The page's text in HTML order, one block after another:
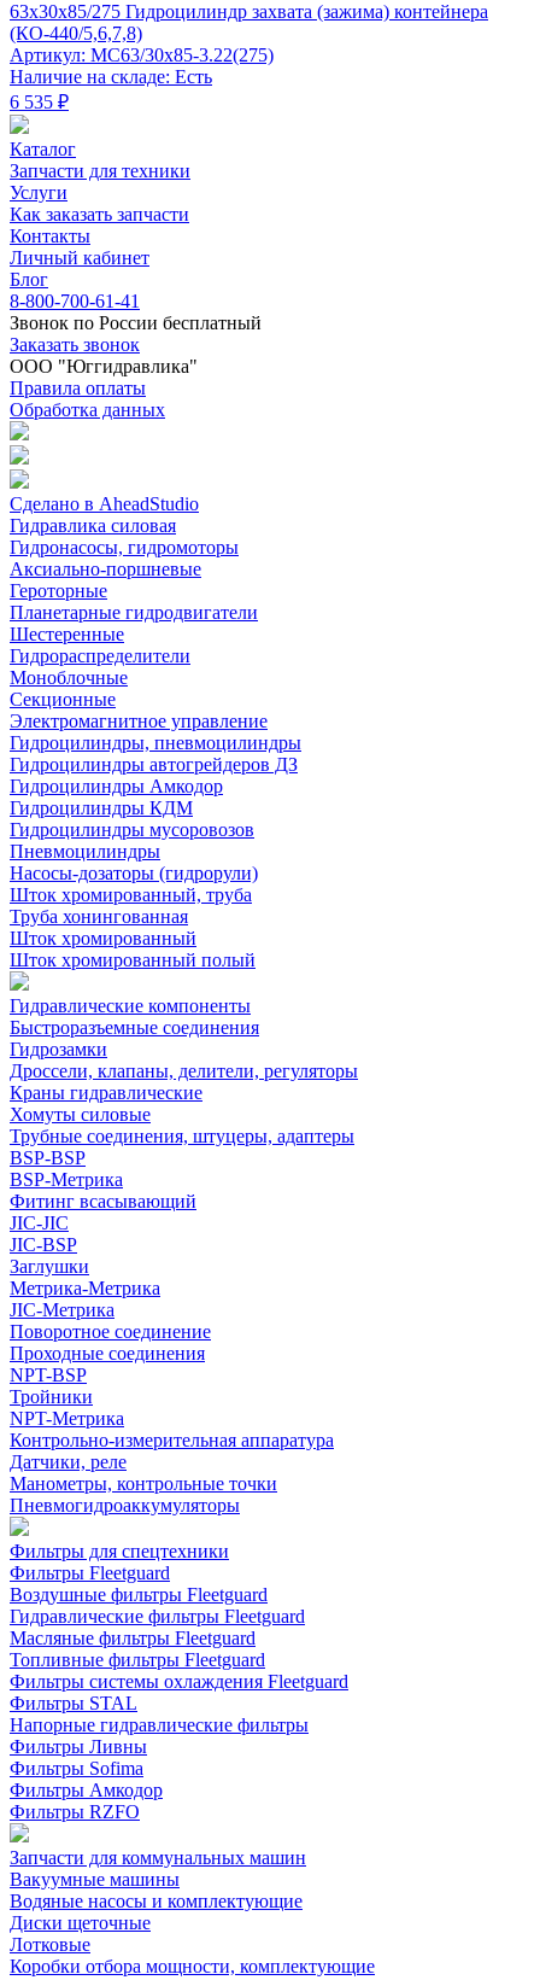
63x30x85/275 Гидроцилиндр захвата (зажима) контейнера
(КО-440/5,6,7,8)
Артикул: MC63/30x85-3.22(275)
Наличие на складе: Есть
6 535 ₽
Каталог
Запчасти для техники
Услуги
Как заказать запчасти
Контакты
Личный кабинет
Блог
8-800-700-61-41
Звонок по России бесплатный
Заказать звонок
ООО "Юггидравлика"
Правила оплаты
Обработка данных
Сделано в AheadStudio
Гидравлика силовая
Гидронасосы, гидромоторы
Аксиально-поршневые
Героторные
Планетарные гидродвигатели
Шестеренные
Гидрораспределители
Моноблочные
Секционные
Электромагнитное управление
Гидроцилиндры, пневмоцилиндры
Гидроцилиндры автогрейдеров ДЗ
Гидроцилиндры Амкодор
Гидроцилиндры КДМ
Гидроцилиндры мусоровозов
Пневмоцилиндры
Насосы-дозаторы (гидрорули)
Шток хромированный, труба
Труба хонингованная
Шток хромированный
Шток хромированный полый
Гидравлические компоненты
Быстроразъемные соединения
Гидрозамки
Дроссели, клапаны, делители, регуляторы
Краны гидравлические
Хомуты силовые
Трубные соединения, штуцеры, адаптеры
BSP-BSP
BSP-Метрика
Фитинг всасывающий
JIC-JIC
JIC-BSP
Заглушки
Метрика-Метрика
JIC-Метрика
Поворотное соединение
Проходные соединения
NPT-BSP
Тройники
NPT-Метрика
Контрольно-измерительная аппаратура
Датчики, реле
Манометры, контрольные точки
Пневмогидроаккумуляторы
Фильтры для спецтехники
Фильтры Fleetguard
Воздушные фильтры Fleetguard
Гидравлические фильтры Fleetguard
Масляные фильтры Fleetguard
Топливные фильтры Fleetguard
Фильтры системы охлаждения Fleetguard
Фильтры STAL
Напорные гидравлические фильтры
Фильтры Ливны
Фильтры Sofima
Фильтры Амкодор
Фильтры RZFO
Запчасти для коммунальных машин
Вакуумные машины
Водяные насосы и комплектующие
Диски щеточные
Лотковые
Коробки отбора мощности, комплектующие